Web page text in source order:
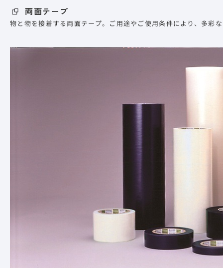
両面テープ
物と物を接着する両面テープ。ご用途やご使用条件により、多彩